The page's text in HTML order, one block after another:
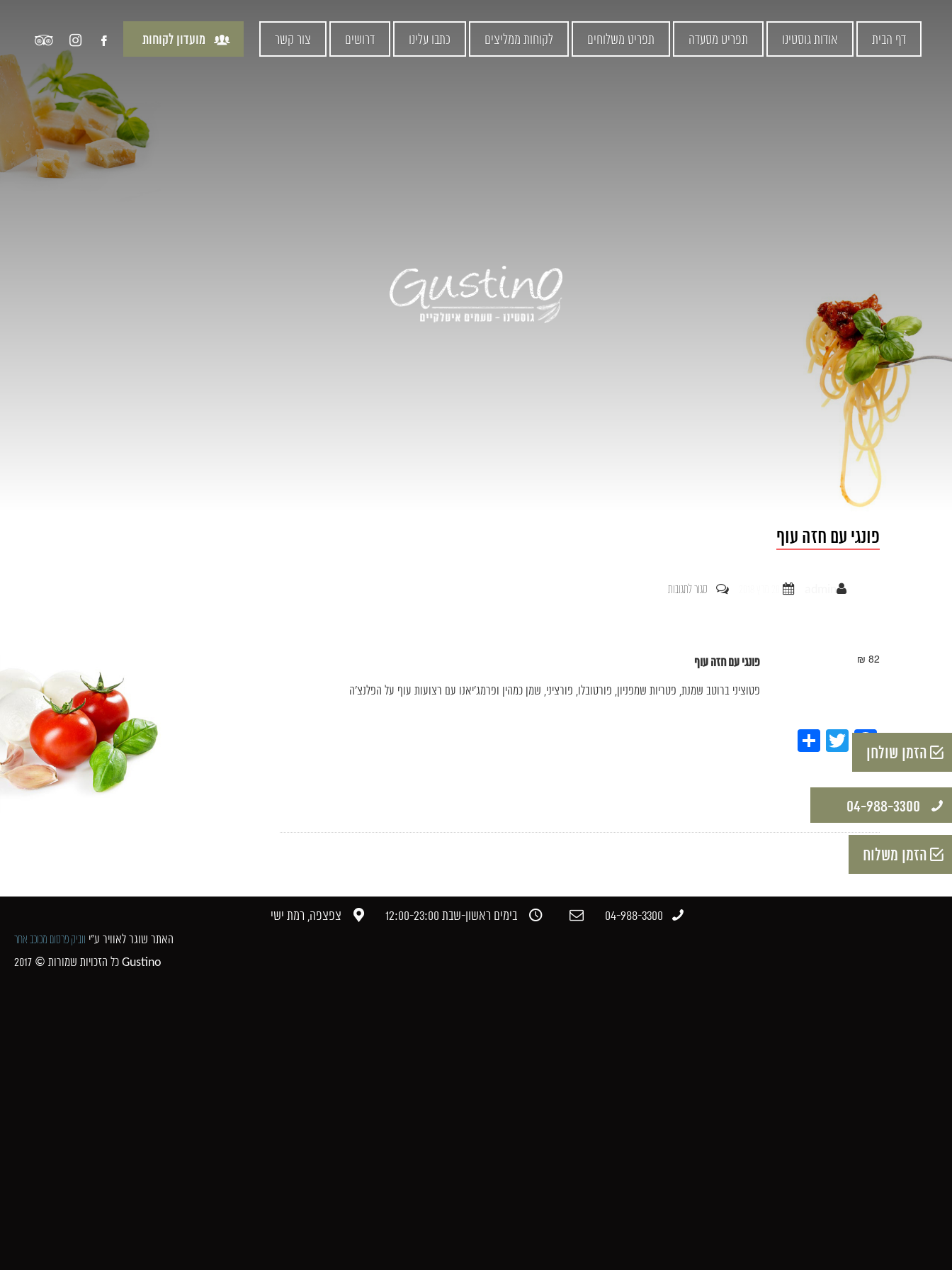
דף הבית אודות גוסטינו תפריט מסעדה תפריט משלוחים לקוחות ממליצים כתבו עלינו דרושים צור קשר מועדון לקוחות
פונגי עם חזה עוף
סגור לתגובותעל
פונגי עם חזה עוף 82 ₪
פטוציני ברוטב שמנת, פטריות שמפניון, פורטובלו, פורציני, שמן כמהין ופרמג'יאנו עם רצועות עוף על הפלנצ’ה
Facebook
Twitter
הזמן שולחן
04-988-3300​
הזמן משלוח
04-988-3300​ בימים ראשון-שבת 12:00-23:00​ צפצפה, רמת ישי​
האתר שוגר לאוויר ע"י ווביק פרסום מכוכב אחר
כל הזכויות שמורות © 2017 Gustino